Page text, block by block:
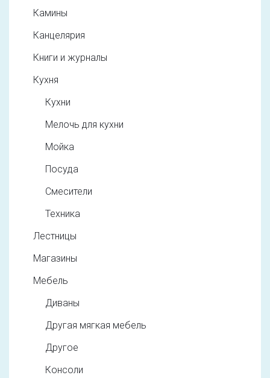
Камины
Канцелярия
Книги и журналы
Кухня
Кухни
Мелочь для кухни
Мойка
Посуда
Смесители
Техника
Лестницы
Магазины
Мебель
Диваны
Другая мягкая мебель
Другое
Консоли